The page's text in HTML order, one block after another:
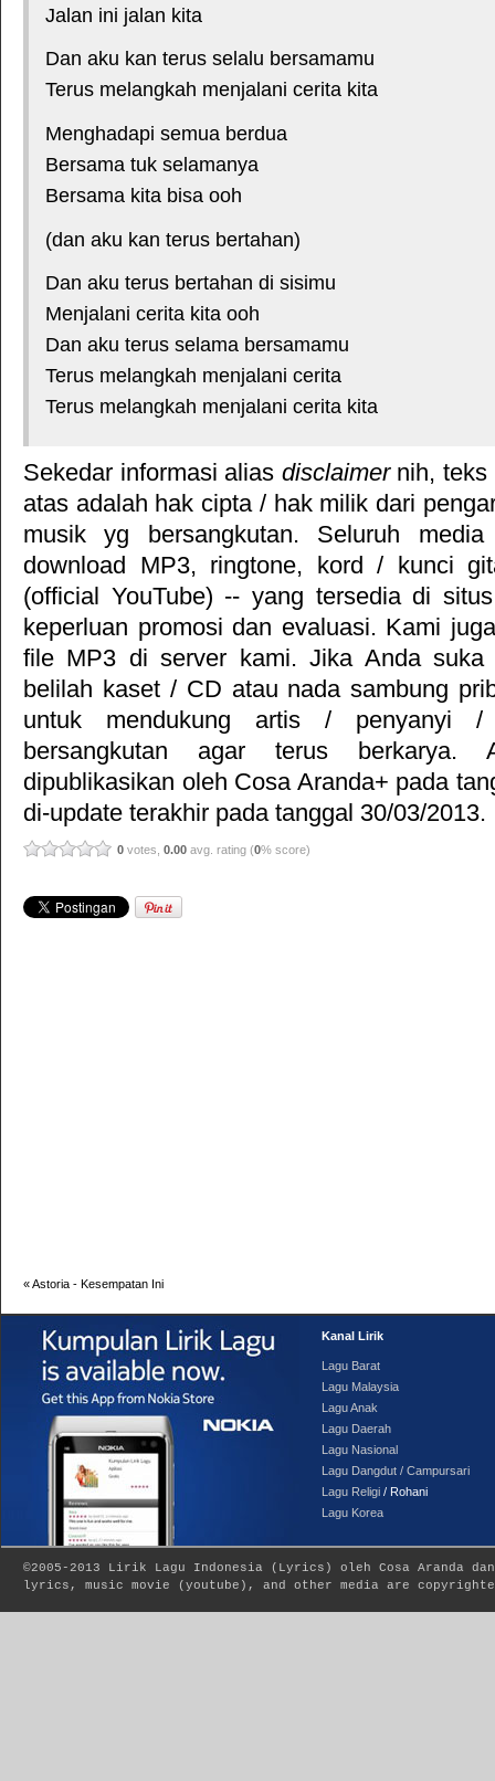
Jalan ini jalan kita
Dan aku kan terus selalu bersamamu
Terus melangkah menjalani cerita kita
Menghadapi semua berdua
Bersama tuk selamanya
Bersama kita bisa ooh
(dan aku kan terus bertahan)
Dan aku terus bertahan di sisimu
Menjalani cerita kita ooh
Dan aku terus selama bersamamu
Terus melangkah menjalani cerita
Terus melangkah menjalani cerita kita
Sekedar informasi alias disclaimernih, teks
atas adalah hak cipta / hak milik dari
musik yg bersangkutan. Seluruh
download MP3, ringtone, kord / kunci
(official YouTube) -- yang tersedia di
keperluan promosi dan evaluasi. Kami
file MP3 di server kami. Jika Anda
belilah kaset / CD atau nada sambung
untuk mendukung artis / penyanyi
bersangkutan agar terus berkarya.
dipublikasikan oleh Cosa Aranda+ pada
di-update terakhir pada tanggal 30/03/2013.
0 votes, 0.00 avg. rating (0% score)
«Astoria - Kesempatan Ini
Kanal Lirik
Lagu Barat
Lagu Malaysia
Lagu Anak
Lagu Daerah
Lagu Nasional
Lagu Dangdut / Campursari
Lagu Religi / Rohani
Lagu Korea
©2005-2013 Lirik Lagu Indonesia ( Lyrics ) oleh Cosa Aranda
lyrics, music movie (youtube), and other media are